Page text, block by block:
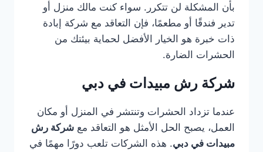
بأن المشكلة لن تتكرر. سواء كنت مالك منزل أو
تدير فندقًا أو مطعمًا، فإن التعاقد مع شركة إبادة
ذات خبرة هو الخيار الأفضل لحماية بيئتك من
الحشرات الضارة.
شركة رش مبيدات في دبي
عندما تزداد الحشرات وتنتشر في المنزل أو مكان
العمل، يصبح الحل الأمثل هو التعاقد مع شركة رش
مبيدات في دبي. هذه الشركات تلعب دورًا مهمًا في